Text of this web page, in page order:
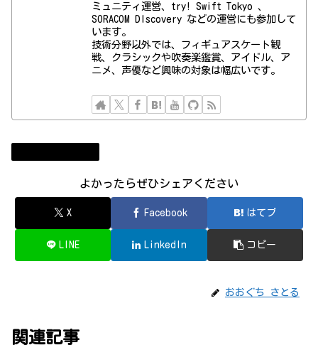
ミュニティ運営、try! Swift Tokyo 、
SORACOM DIscovery などの運営にも参加して
います。
技術分野以外では、フィギュアスケート観
戦、クラシックや吹奏楽鑑賞、アイドル、ア
ニメ、声優など興味の対象は幅広いです。
よかったらぜひシェアください
X Facebook はてブ
LINE LinkedIn コピー
おおぐち さとる
関連記事